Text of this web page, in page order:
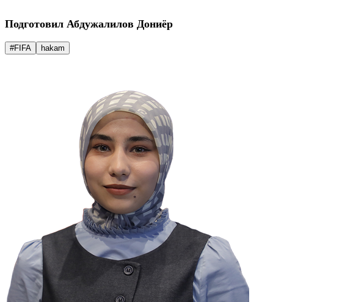
Подготовил Абдужалилов Дониёр
#FIFA hakam